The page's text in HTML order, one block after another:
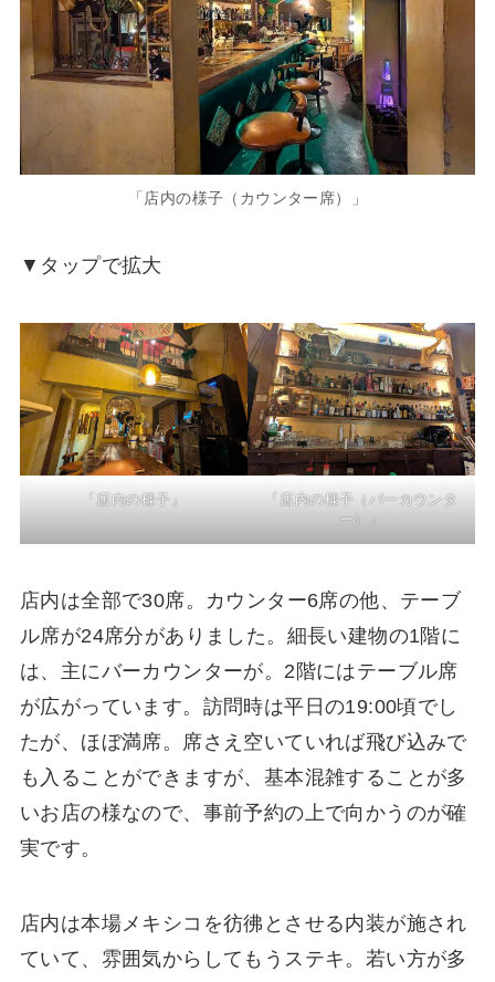
「店内の様子（カウンター席）」
▼タップで拡大
「店内の様子」
「店内の様子（バーカウンタ
ー）」
店内は全部で30席。カウンター6席の他、テーブ
ル席が24席分がありました。細長い建物の1階に
は、主にバーカウンターが。2階にはテーブル席
が広がっています。訪問時は平日の19:00頃でし
たが、ほぼ満席。席さえ空いていれば飛び込みで
も入ることができますが、基本混雑することが多
いお店の様なので、事前予約の上で向かうのが確
実です。
店内は本場メキシコを彷彿とさせる内装が施され
ていて、雰囲気からしてもうステキ。若い方が多